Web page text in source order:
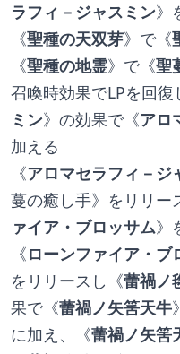
ラフィ－ジャスミン》
《聖種の天双芽》で《
《聖種の地霊》で《聖
召喚時効果でLPを回復
ミン》の効果で《アロ
加える
《アロマセラフィ－ジ
蔓の癒し手》をリリー
ァイア・ブロッサム》
《ローンファイア・ブ
をリリースし《蕾禍ノ
果で《蕾禍ノ矢筈天牛
に加え、《蕾禍ノ矢筈